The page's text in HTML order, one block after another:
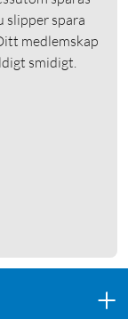
slipper spara
medlemskap
smidigt.